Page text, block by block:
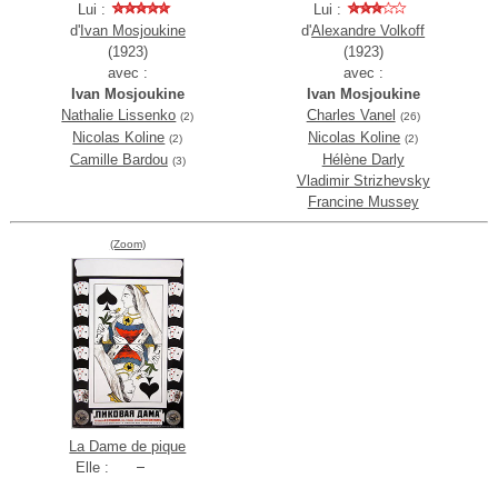
Lui :
d'Ivan Mosjoukine
(1923)
avec :
Ivan Mosjoukine
Nathalie Lissenko (2)
Nicolas Koline (2)
Camille Bardou (3)
Lui :
d'Alexandre Volkoff
(1923)
avec :
Ivan Mosjoukine
Charles Vanel
(26)
Nicolas Koline (2)
Hélène Darly
Vladimir Strizhevsky
Francine Mussey
(Zoom)
La Dame de pique
Elle :